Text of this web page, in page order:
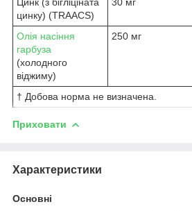
цинку) (TRAACS)
Олія насіння
гарбуза
(холодного
віджиму)
250 мг
† Добова норма не визначена.
Приховати
Характеристики
Основні